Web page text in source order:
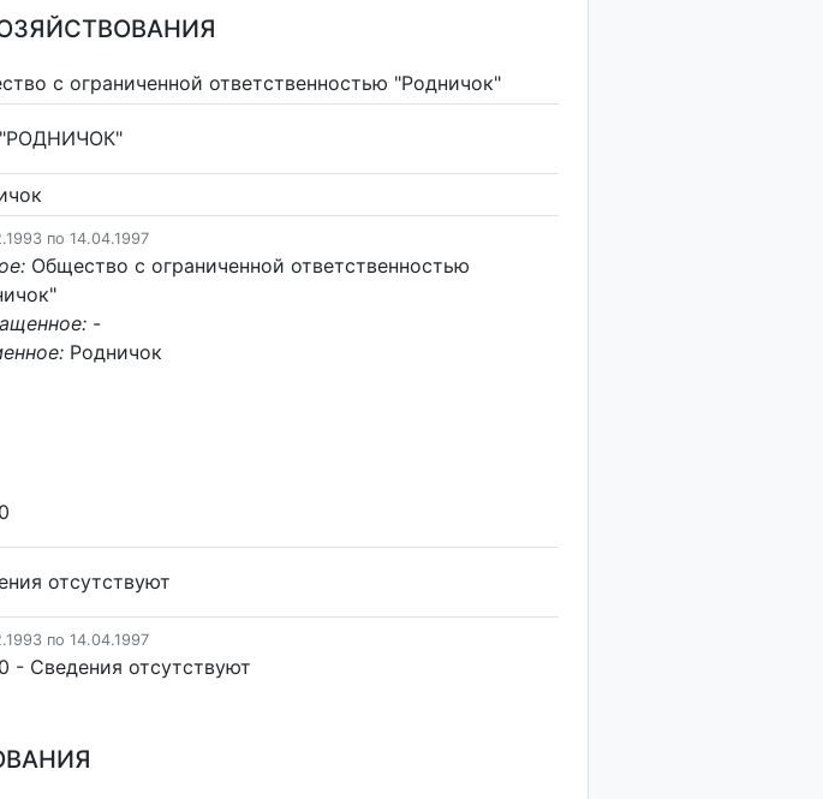
с ограниченной ответственностью "Родничок"
по 14.04.1997
Общество с ограниченной ответственностью
-
Родничок
отсутствуют
по 14.04.1997
- Cведения отсутствуют